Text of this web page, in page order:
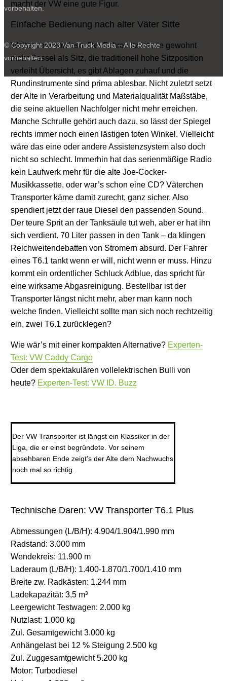
macht der VW eine gute Figur.
Einfache Bedienung nach alter Väter Sitte
Weiter vorn sowieso. Der Fahrersitz ist wie gewohnt
mehr Sessel als Sitz, die traditionell hohe Sitzposition
verleiht Übersicht, es gibt Ablagen zuhauf und die
Rundinstrumente sind prima ablesbar. Nicht zuletzt setzt
der Alte in Verarbeitung und Materialqualität Maßstäbe,
die seine aktuellen Nachfolger nicht mehr erreichen.
Manche Schrulle gehört auch dazu, so lässt der Spiegel
rechts immer noch einen lästigen toten Winkel. Vielleicht
wäre das eine oder andere Assistenzsystem also doch
nicht so schlecht. Immerhin hat das serienmäßige Radio
kein Laufwerk mehr für die alte Joe-Cocker-
Musikkassette, oder war’s schon eine CD? Väterchen
Transporter käme damit zurecht, ganz sicher. Also
spendiert jetzt der raue Diesel den passenden Sound.
Der teure Sprit an der Tanksäule tut weh, aber er hat ihn
sich verdient. 70 Liter passen in den Tank – da klingen
Reichweitendebatten von Stromern absurd. Der Fahrer
eines T6.1 tankt wenn er will, nicht wenn er muss. Hinzu
kommt ein ordentlicher Schluck Adblue, das spricht für
eine wirksame Abgasreinigung. Bestellbar ist der
Transporter längst nicht mehr, aber man kann noch
welche finden. Vielleicht sollte man sich noch rechtzeitig
ein, zwei T6.1 zurücklegen?
Wie wär’s mit einer kompakten Alternative? Experten-
Test: VW Caddy Cargo
Oder dem spektakulären vollelektrischen Bulli von
heute? Experten-Test: VW ID. Buzz
Der VW Transporter ist längst ein Klassiker in der
Liga, die er einst begründete. Vor seinem
absehbaren Ende zeigt’s der Alte dem Nachwuchs
noch mal so richtig.
Technische Daren: VW Transporter T6.1 Plus
Abmessungen (L/B/H): 4.904/1.904/1.990 mm
Radstand: 3.000 mm
Wendekreis: 11.900 m
Laderaum (L/B/H): 1.400-1.870/1.700/1.410 mm
Breite zw. Radkästen: 1.244 mm
Ladekapazität: 3,5 m³
Leergewicht Testwagen: 2.000 kg
Nutzlast: 1.000 kg
Zul. Gesamtgewicht 3.000 kg
Anhängelast bei 12 % Steigung 2.500 kg
Zul. Zuggesamtgewicht 5.200 kg
Motor: Turbodiesel
vorbehalten.
© Copyright 2023 Van Truck Media – Alle Rechte
vorbehalten.